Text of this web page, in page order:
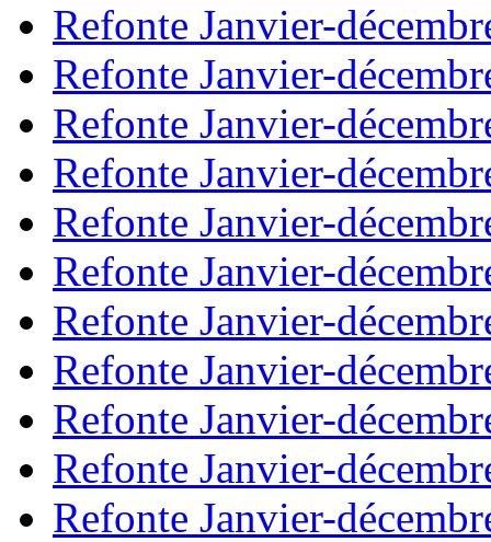
Refonte Janvier-
Refonte Janvier-
Refonte Janvier-
Refonte Janvier-
Refonte Janvier-
Refonte Janvier-
Refonte Janvier-
Refonte Janvier-
Refonte Janvier-
Refonte Janvier-
Refonte Janvier-